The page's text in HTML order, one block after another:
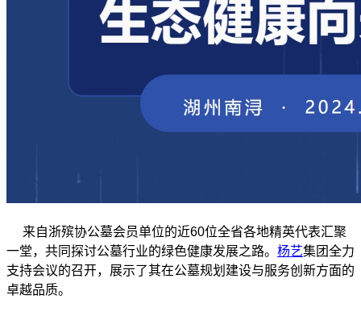
来自浙殡协公墓会员单位的近60位全省各地精英代表汇聚
一堂，共同探讨公墓行业的绿色健康发展之路。 杨艺集团全力
支持会议的召开，展示了其在公墓规划建设与服务创新方面的
卓越品质。